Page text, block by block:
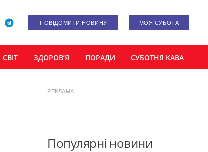
ПОВІДОМИТИ НОВИНУ МОЯ СУБОТА
СВІТ ЗДОРОВ’Я ПОРАДИ СУБОТНЯ КАВА
РЕКЛАМА
Популярні новини